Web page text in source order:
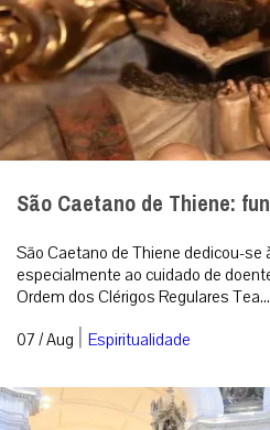
São Caetano de Thiene:
São Caetano de Thiene dedicou-se
especialmente ao cuidado de
Ordem dos Clérigos Regulares Tea...
07 / Aug | Espiritualidade